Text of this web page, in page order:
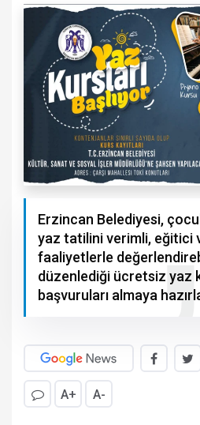
Erzincan Belediyesi,
yaz tatilini verimli, eğitici
faaliyetlerle
düzenlediği ücretsiz yaz
başvuruları almaya
A+ A-